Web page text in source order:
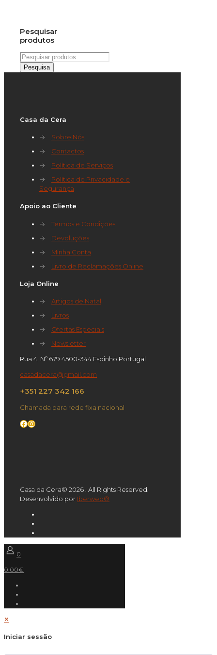
Pesquisar
produtos
Pesquisar
por:
Pesquisa
Casa da Cera
→
Sobre Nós
→
Contactos
→
Política de Serviços
→
Política de Privacidade e
Segurança
Apoio ao Cliente
→
Termos e Condições
→
Devoluções
→
Minha Conta
→
Livro de Reclamações Online
Loja Online
→
Artigos de Natal
→
Livros
→
Ofertas Especiais
→
Newsletter
Rua 4, Nº 679 4500-344 Espinho Portugal
casadacera@gmail.com
+351 227 342 166
Chamada para rede fixa nacional
Facebook
Instagram
Casa da Cera© 2026 . All Rights Reserved.
Desenvolvido por Iberweb®
0
0.00€
✕
Iniciar sessão